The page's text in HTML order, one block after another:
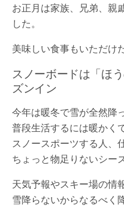
お正月は家族、兄弟、親
した。
美味しい食事もいただけ
スノーボードは「ほ
ズンイン
今年は暖冬で雪が全然降
普段生活するには暖かく
スノースポーツする人、
ちょっと物足りないシー
天気予報やスキー場の情
雪降らないからなるべく